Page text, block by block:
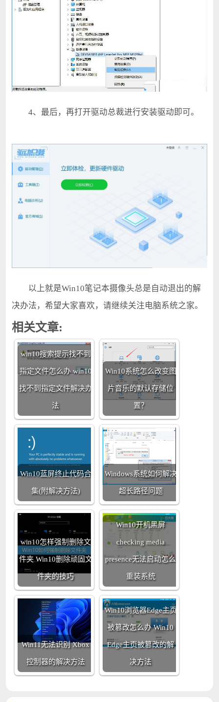
4、最后，再打开驱动总裁进行安装驱动即可。
以上就是Win10笔记本摄像头总是自动退出的解
决办法，希望大家喜欢，请继续关注电脑系统之家。
相关文章:
win10搜索提示找不到
指定文件怎么办 win10
找不到指定文件解决办
法
Win10系统怎么改变图
片音乐的默认存储位
置？
Win10蓝屏终止代码合
集(附解决方法)
Windows系统如何解决
超长路径问题
win10怎样强制删除文
件夹 Win10删除顽固文
件夹的技巧
Win10开机黑屏
checking media
presence无法启动怎么
重装系统
Win11无法识别 Xbox
控制器的解决方法
Win10浏览器Edge主页
被篡改怎么办 Win10
Edge主页被篡改的解
决方法